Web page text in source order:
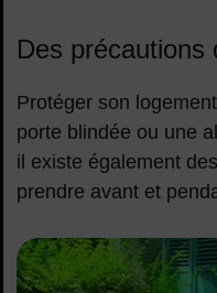
Des précautions
Protéger son
porte blindée ou une
il existe également
prendre avant et